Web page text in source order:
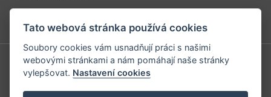
Ochrana osobních údajů
Příhlášení | Registrace
Kontaktní informace
Tato webová stránka používá cookies
Soubory cookies vám usnadňují práci s našimi
webovými stránkami a nám pomáhají naše stránky
vylepšovat. Nastavení cookies